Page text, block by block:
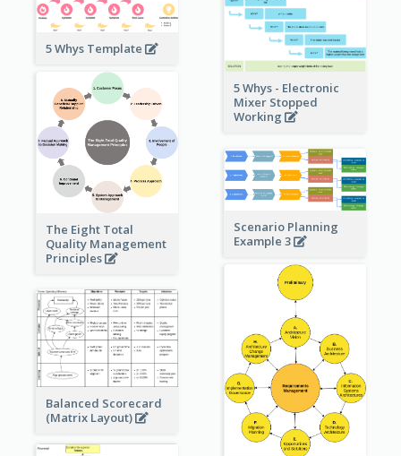
5 Whys - Electronic
Mixer Stopped
Working
5 Whys Template
The Eight Total
Quality Management
Principles
Scenario Planning
Example 3
Balanced Scorecard
(Matrix Layout)